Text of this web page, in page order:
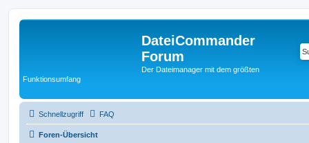
DateiCommander
Forum
Der Dateimanager mit dem größten
Funktionsumfang
Schnellzugriff FAQ
Foren-Übersicht